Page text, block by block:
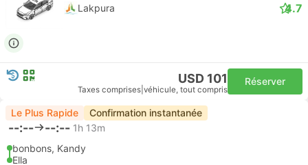
Lakpura 4.7
USD 101
Taxes comprises véhicule, tout compris
Réserver
Le Plus Rapide Confirmation instantanée
--:-- --:-- 1h 13m
bonbons, Kandy
Ella